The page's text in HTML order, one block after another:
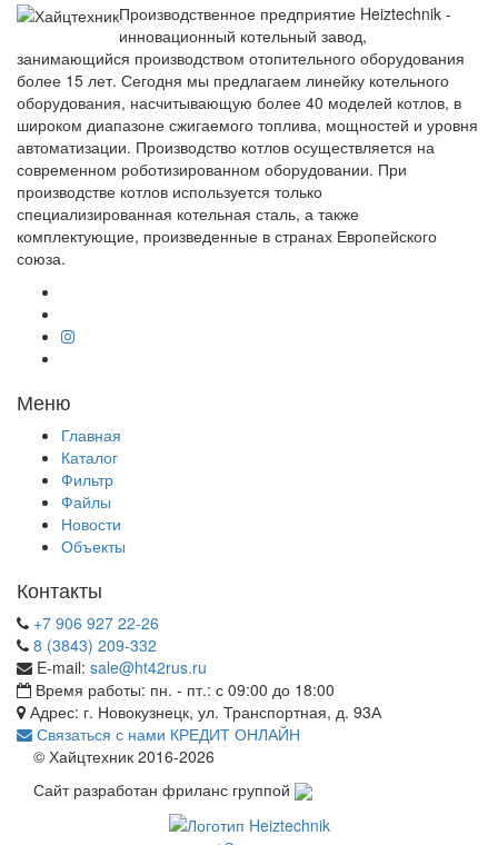
Производственное предприятие Heiztechnik -
инновационный котельный завод,
занимающийся производством отопительного оборудования
более 15 лет. Сегодня мы предлагаем линейку котельного
оборудования, насчитывающую более 40 моделей котлов, в
широком диапазоне сжигаемого топлива, мощностей и уровня
автоматизации. Производство котлов осуществляется на
современном роботизированном оборудовании. При
производстве котлов используется только
специализированная котельная сталь, а также
комплектующие, произведенные в странах Европейского
союза.
Меню
Главная
Каталог
Фильтр
Файлы
Новости
Объекты
Контакты
+7 906 927 22-26
8 (3843) 209-332
E-mail: sale@ht42rus.ru
Время работы: пн. - пт.: с 09:00 до 18:00
Адрес: г. Новокузнецк, ул. Транспортная, д. 93А
Связаться с нами КРЕДИТ ОНЛАЙН
© Хайцтехник 2016-2026
Сайт разработан фриланс группой